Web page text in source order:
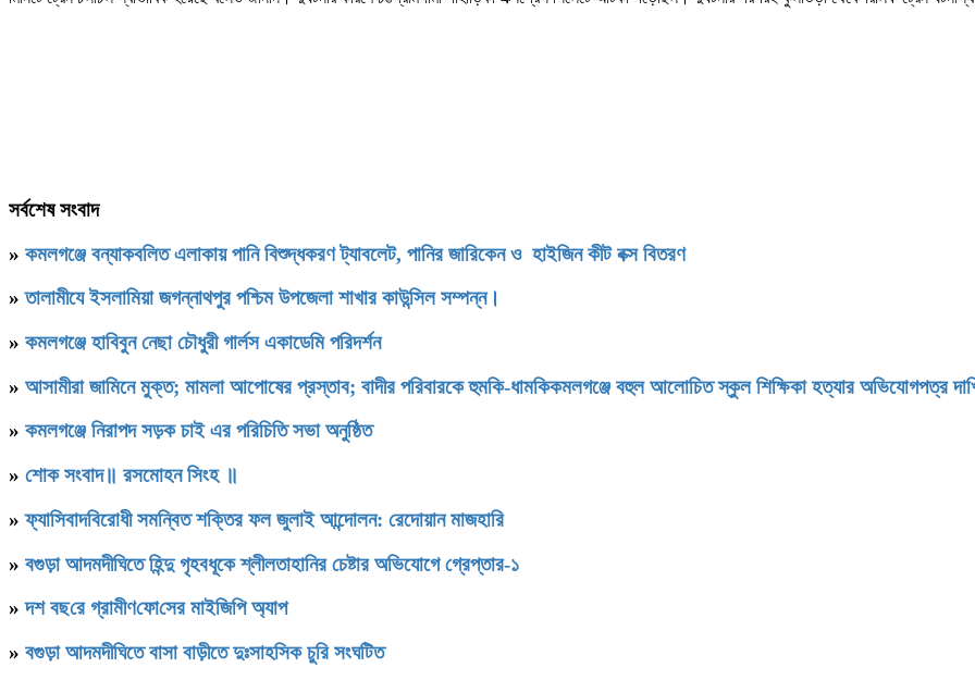
সর্বশেষ সংবাদ
» কমলগঞ্জে বন্যাকবলিত এলাকায় পানি বিশুদ্ধকরণ ট্যাবলেট, পানির জারিকেন ও হাইজিন কীট বক্স বিতরণ
»‎তালামীযে ইসলামিয়া জগন্নাথপুর পশ্চিম উপজেলা শাখার কাউন্সিল সম্পন্ন।
» কমলগঞ্জে হাবিবুন নেছা চৌধুরী গার্লস একাডেমি পরিদর্শন
» আসামীরা জামিনে মুক্ত; মামলা আপোষের প্রস্তাব; বাদীর পরিবারকে হুমকি-ধামকিকমলগঞ্জে বহুল আলোচিত স্কুল শিক্ষিকা হত্যার অভিযোগপত্র
» কমলগঞ্জে নিরাপদ সড়ক চাই এর পরিচিতি সভা অনুষ্ঠিত
» শোক সংবাদ॥ রসমোহন সিংহ ॥
»ফ্যাসিবাদবিরোধী সমন্বিত শক্তির ফল জুলাই আন্দোলন: রেদোয়ান মাজহারি
» বগুড়া আদমদীঘিতে হিন্দু গৃহবধূকে শ্লীলতাহানির চেষ্টার অভিযোগে গ্রেপ্তার-১
»দশ বছ‌রে গ্রামীণ‌ফো‌সের মাইজিপি অ্যাপ
» বগুড়া আদমদীঘিতে বাসা বাড়ীতে দুঃসাহসিক চুরি সংঘটিত